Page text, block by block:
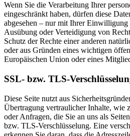
Wenn Sie die Verarbeitung Ihrer
eingeschränkt haben, dürfen diese
abgesehen – nur mit Ihrer Einwilligung
Ausübung oder Verteidigung von
Schutz der Rechte einer anderen
oder aus Gründen eines wichtigen
Europäischen Union oder eines
SSL- bzw. TLS-
Diese Seite nutzt aus
Übertragung vertraulicher Inhalte, wie
oder Anfragen, die Sie an uns als
bzw. TLS-Verschlüsselung. Eine